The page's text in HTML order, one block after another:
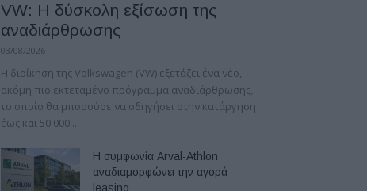
VW: Η δύσκολη εξίσωση της
αναδιάρθρωσης
03/08/2026
Η διοίκηση της Volkswagen (VW) εξετάζει ένα νέο,
ακόμη πιο εκτεταμένο πρόγραμμα αναδιάρθρωσης,
το οποίο θα μπορούσε να οδηγήσει στην κατάργηση
έως και 50.000...
Η συμφωνία Arval-Athlon
αναδιαμορφώνει την αγορά
leasing